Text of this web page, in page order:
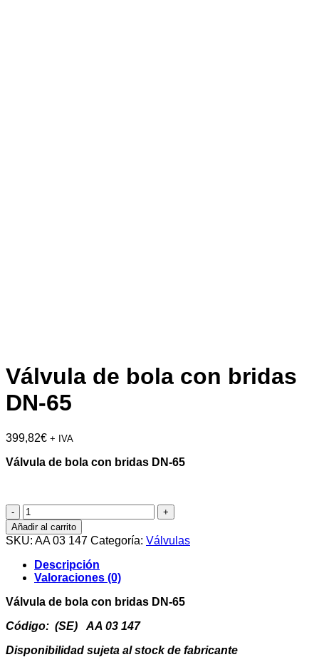
Válvula de bola con bridas
DN-65
399,82€ + IVA
Válvula de bola con bridas DN-65
Válvula
de
bola
con
bridas
DN-
65
cantidad
Añadir al carrito
SKU: AA 03 147 Categoría: Válvulas
Descripción
Valoraciones (0)
Válvula de bola con bridas DN-65
Código: (SE) AA 03 147
Disponibilidad sujeta al stock de fabricante